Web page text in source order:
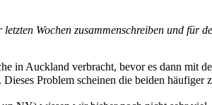
Wochen zusammenschreiben und für
in Auckland verbracht, bevor es dann mit
Problem scheinen die beiden häufiger